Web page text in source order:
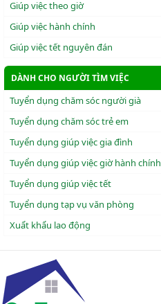
Giúp việc theo giờ
Giúp việc hành chính
Giúp việc tết nguyên đán
DÀNH CHO NGƯỜI TÌM VIỆC
Tuyển dụng chăm sóc người già
Tuyển dụng chăm sóc trẻ em
Tuyển dụng giúp việc gia đình
Tuyển dụng giúp việc giờ hành chính
Tuyển dụng giúp việc tết
Tuyển dụng tạp vụ văn phòng
Xuẩt khẩu lao động